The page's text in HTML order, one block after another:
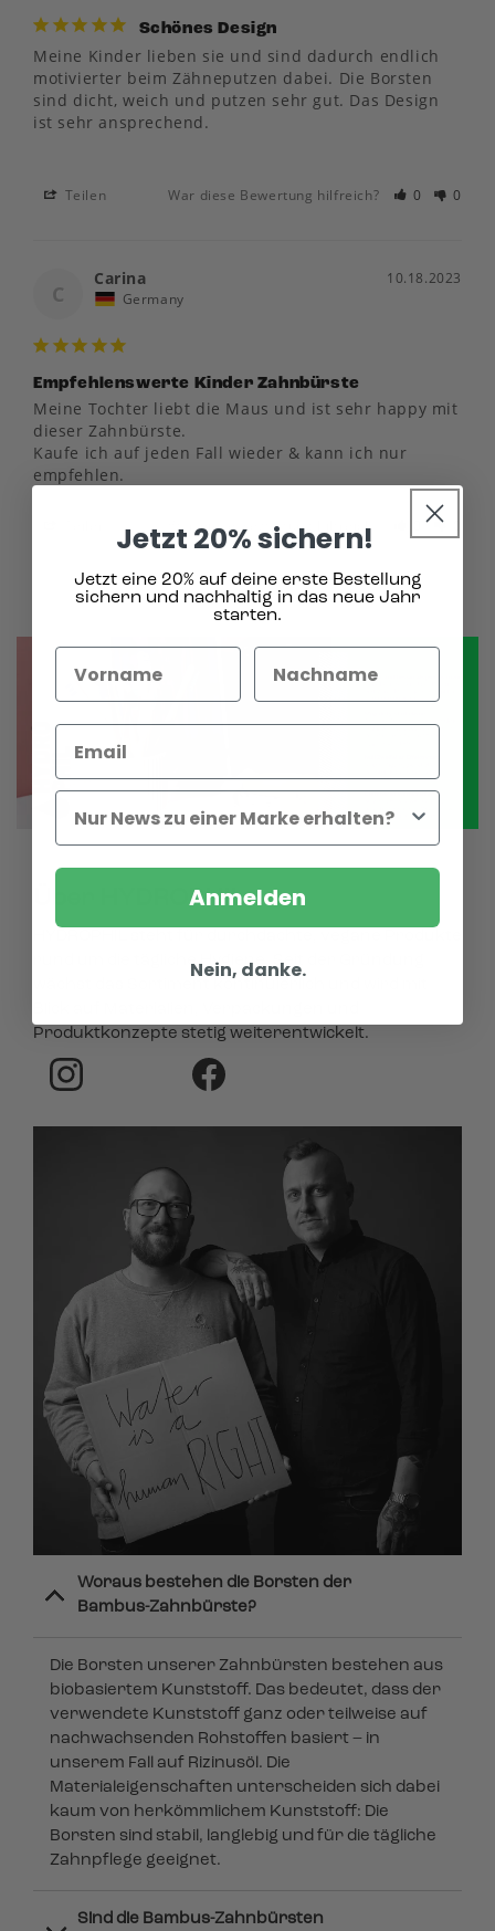
Schönes Design
Meine Kinder lieben sie und sind dadurch endlich
motivierter beim Zähneputzen dabei. Die Borsten
sind dicht, weich und putzen sehr gut. Das Design
ist sehr ansprechend.
Teilen War diese Bewertung hilfreich? 0 0
C
10.18.2023
Carina
Germany
Empfehlenswerte Kinder Zahnbürste
Meine Tochter liebt die Maus und ist sehr happy mit
dieser Zahnbürste.
Kaufe ich auf jeden Fall wieder & kann ich nur
empfehlen.
War diese Bewertung hilfreich?
Über HYDROPHIL
rund um die tägliche Hygiene. Seit der Gründung
Produktkonzepte stetig weiterentwickelt.
Woraus bestehen die Borsten der
Bambus-Zahnbürste?
Die Borsten unserer Zahnbürsten bestehen aus
biobasiertem Kunststoff. Das bedeutet, dass der
verwendete Kunststoff ganz oder teilweise auf
nachwachsenden Rohstoffen basiert – in
unserem Fall auf Rizinusöl. Die
Materialeigenschaften unterscheiden sich dabei
kaum von herkömmlichem Kunststoff: Die
Borsten sind stabil, langlebig und für die tägliche
Zahnpflege geeignet.
Sind die Bambus-Zahnbürsten
Jetzt 20% sichern!
Jetzt eine 20% auf deine erste Bestellung
sichern und nachhaltig in das neue Jahr
starten.
Anmelden
Nein, danke.